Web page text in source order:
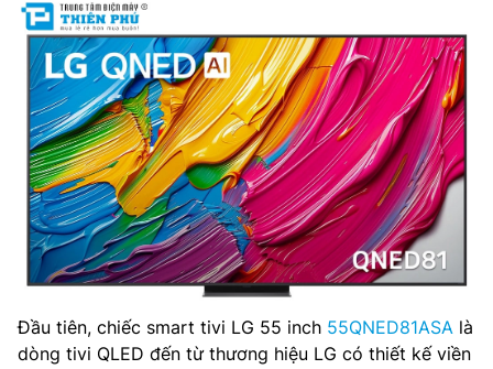
Đầu tiên, chiếc smart tivi LG 55 inch 55QNED81ASA là
dòng tivi QLED đến từ thương hiệu LG có thiết kế viền